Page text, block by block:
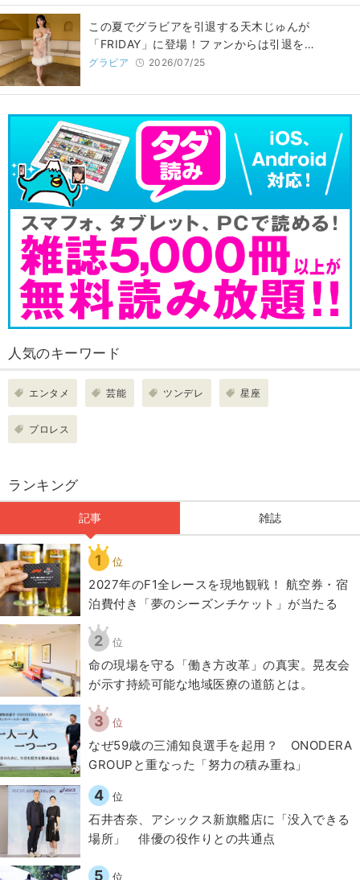
この夏でグラビアを引退する天木じゅんが
「FRIDAY」に登場！ファンからは引退を…
グラビア 2026/07/25
人気のキーワード
エンタメ 芸能 ツンデレ 星座
プロレス
ランキング
記事 雑誌
1 位
2027年のF1全レースを現地観戦！ 航空券・宿
泊費付き「夢のシーズンチケット」が当たる
2 位
​命の現場を守る「働き方改革」の真実。晃友会
が示す持続可能な地域医療の道筋とは。
3 位
なぜ59歳の三浦知良選手を起用？ ONODERA
GROUPと重なった「努力の積み重ね」
4 位
石井杏奈、アシックス新旗艦店に「没入できる
場所」 俳優の役作りとの共通点
5 位